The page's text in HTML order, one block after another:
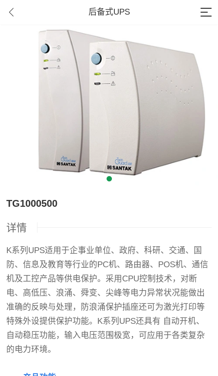
后备式UPS
TG1000500
详情
K系列UPS适用于企事业单位、政府、科研、交通、国
防、信息及教育等行业的PC机、路由器、POS机、通信
机及工控产品等供电保护。采用CPU控制技术，对断
电、高低压、浪涌、舜变、尖峰等电力异常状况能做出
准确的反映与处理，防浪涌保护插座还可为激光打印等
特殊外设提供保护功能。K系列UPS还具有 自动开机、
自动稳压功能，输入电压范围极宽，可应用于各类复杂
的电力环境。